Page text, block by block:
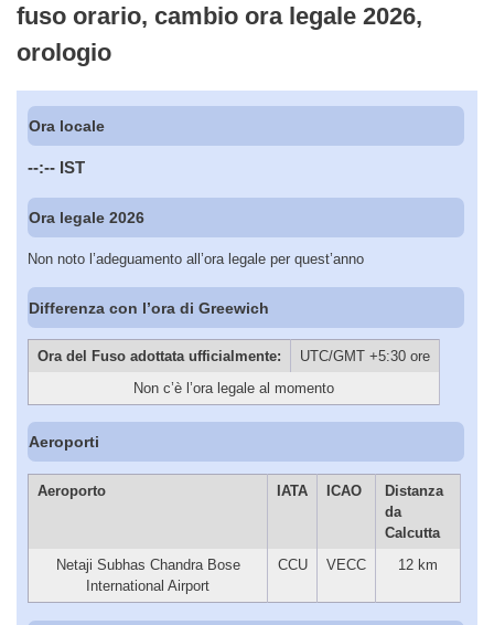
fuso orario, cambio ora legale 2026,
orologio
Ora locale
--:-- IST
Ora legale 2026
Non noto l’adeguamento all’ora legale per quest’anno
Differenza con l’ora di Greewich
Ora del Fuso adottata ufficialmente:
UTC/GMT +5:30 ore
Non c’è l’ora legale al momento
Aeroporti
Aeroporto IATA ICAO
Distanza
da
Calcutta
Netaji Subhas Chandra Bose
International Airport
CCU VECC 12 km